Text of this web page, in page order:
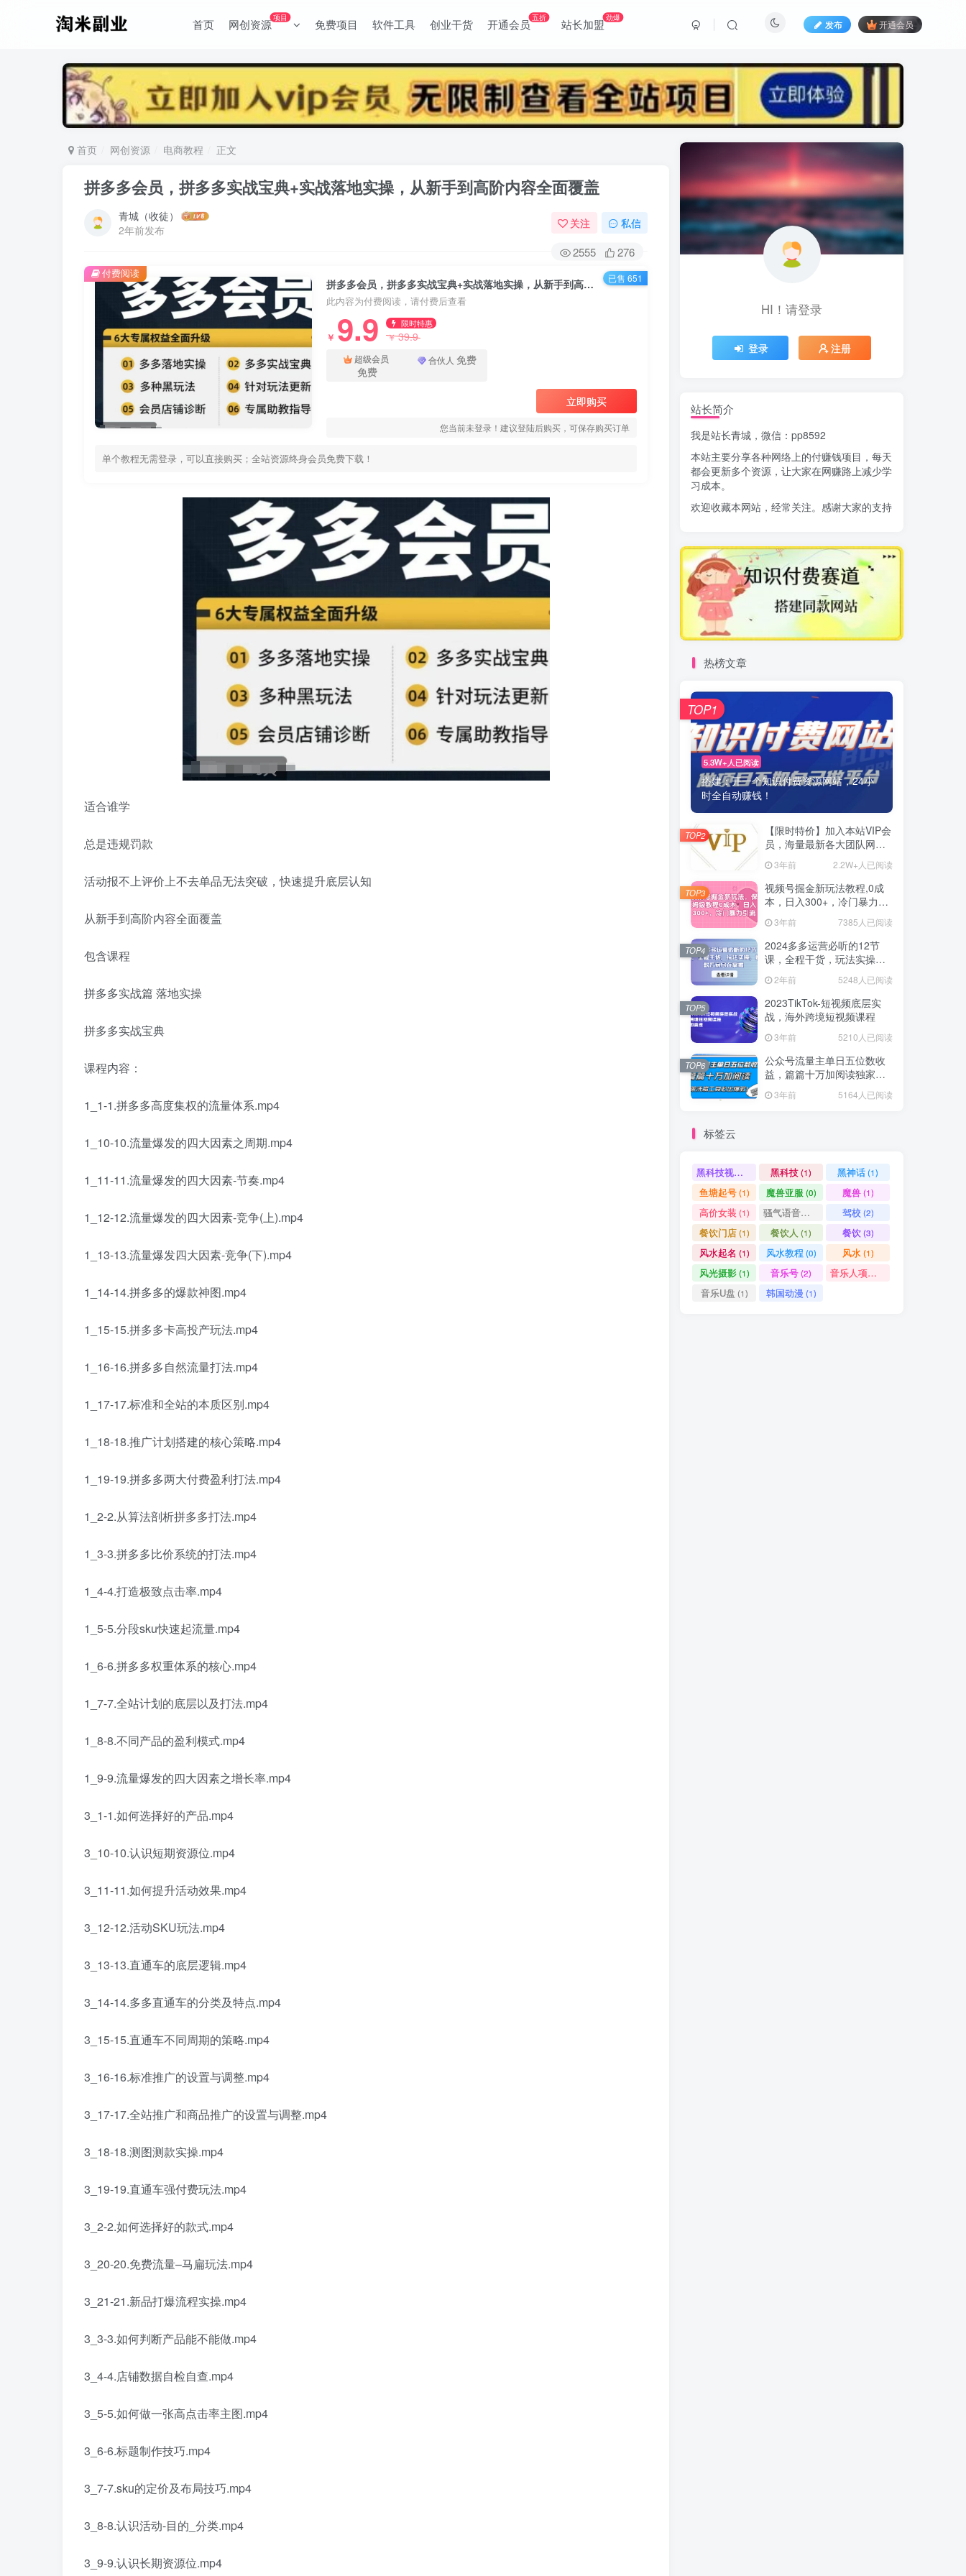
首页 网创资源项目 免费项目 软件工具 创业干货 开通会员五折 站长加盟劲爆
发布 开通会员
首页 网创资源 电商教程 正文
拼多多会员，拼多多实战宝典+实战落地实操，从新手到高阶内容全面覆盖
青城（收徒）
2年前发布
关注 私信
2555 276
拼多多会员，拼多多实战宝典+实战落地实操，从新手到高阶内容全面覆盖
此内容为付费阅读，请付费后查看
￥ 9.9 限时特惠
￥39.9
超级会员
免费
合伙人 免费
立即购买
您当前未登录！建议登陆后购买，可保存购买订单
单个教程无需登录，可以直接购买；全站资源终身会员免费下载！
付费阅读 已售 651
适合谁学
总是违规罚款
活动报不上评价上不去单品无法突破，快速提升底层认知
从新手到高阶内容全面覆盖
包含课程
拼多多实战篇 落地实操
拼多多实战宝典
课程内容：
1_1-1.拼多多高度集权的流量体系.mp4
1_10-10.流量爆发的四大因素之周期.mp4
1_11-11.流量爆发的四大因素-节奏.mp4
1_12-12.流量爆发的四大因素-竞争(上).mp4
1_13-13.流量爆发四大因素-竞争(下).mp4
1_14-14.拼多多的爆款神图.mp4
1_15-15.拼多多卡高投产玩法.mp4
1_16-16.拼多多自然流量打法.mp4
1_17-17.标准和全站的本质区别.mp4
1_18-18.推广计划搭建的核心策略.mp4
1_19-19.拼多多两大付费盈利打法.mp4
1_2-2.从算法剖析拼多多打法.mp4
1_3-3.拼多多比价系统的打法.mp4
1_4-4.打造极致点击率.mp4
1_5-5.分段sku快速起流量.mp4
1_6-6.拼多多权重体系的核心.mp4
1_7-7.全站计划的底层以及打法.mp4
1_8-8.不同产品的盈利模式.mp4
1_9-9.流量爆发的四大因素之增长率.mp4
3_1-1.如何选择好的产品.mp4
3_10-10.认识短期资源位.mp4
3_11-11.如何提升活动效果.mp4
3_12-12.活动SKU玩法.mp4
3_13-13.直通车的底层逻辑.mp4
3_14-14.多多直通车的分类及特点.mp4
3_15-15.直通车不同周期的策略.mp4
3_16-16.标准推广的设置与调整.mp4
3_17-17.全站推广和商品推广的设置与调整.mp4
3_18-18.测图测款实操.mp4
3_19-19.直通车强付费玩法.mp4
3_2-2.如何选择好的款式.mp4
3_20-20.免费流量–马扁玩法.mp4
3_21-21.新品打爆流程实操.mp4
3_3-3.如何判断产品能不能做.mp4
3_4-4.店铺数据自检自查.mp4
3_5-5.如何做一张高点击率主图.mp4
3_6-6.标题制作技巧.mp4
3_7-7.sku的定价及布局技巧.mp4
3_8-8.认识活动-目的_分类.mp4
3_9-9.认识长期资源位.mp4
标签云
(1)黑科技 黑神话
鱼塘起号(1) 魔兽亚服(0) 魔兽(1)
骚气语音包
餐饮门店(1) 餐饮人(1) 餐饮(3)
(1) 风水教程(0) 风水(1)
风光摄影(1) 音乐号 音乐人项目(0)
音乐U盘(1) 韩国动漫(1)
HI！请登录
登录 注册
站长简介
我是站长青城，微信：pp8592
本站主要分享各种网络上的付赚钱项目，每天
都会更新多个资源，让大家在网赚路上减少学
习成本。
欢迎收藏本网站，经常关注。感谢大家的支持
热榜文章
5.3W+人已阅读
搭建：开一个知识付费资源网站，24小
时全自动赚钱！
TOP1
【限时特价】加入本站VIP会
员，海量最新各大团队网赚
内部教程全免费，每天持续
更新！
3年前 2.2W+人已阅读
TOP2
视频号掘金新玩法教程,0成
本，日入300+，冷门暴力引
流 3年前 7385人已阅读
TOP3
2024多多运营必听的12节
课，全程干货，玩法实操，
爆款方案尽在掌握
2年前 5248人已阅读
TOP4
2023TikTok-短视频底层实
战，海外跨境短视频课程
3年前 5210人已阅读
TOP5
公众号流量主单日五位数收
益，篇篇十万加阅读独家洗
稿工具必出爆款！
3年前 5164人已阅读
TOP6
标签云
黑科技视频搬运 (1)黑科技(1) 黑神话(1)
鱼塘起号(1) 魔兽亚服 (0) 魔兽(1)
高价女装 (1) 骚气语音包 驾校(2)
餐饮门店(1) 餐饮人 (1) 餐饮(3)
风水起名 (1) 风水教程 (0) 风水 (1)
风光摄影(1) 音乐号(2) 音乐人项目
音乐U盘 (1) 韩国动漫 (1)